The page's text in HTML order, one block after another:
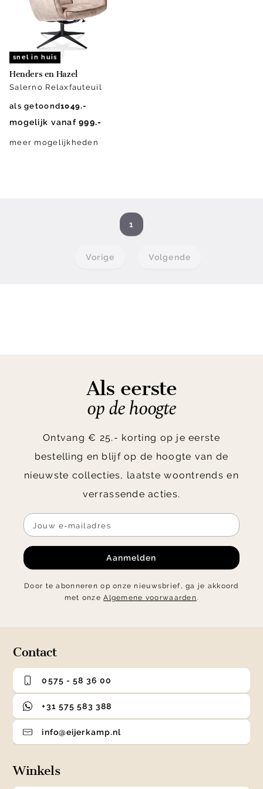
snel in huis
Henders en Hazel
Salerno Relaxfauteuil
als getoond1049.-
mogelijk vanaf 999.-
meer mogelijkheden
Vorige
1
Volgende
Als eerste
op de hoogte
Ontvang € 25.- korting op je eerste
bestelling en blijf op de hoogte van de
nieuwste collecties, laatste woontrends en
verrassende acties.
Aanmelden
Door te abonneren op onze nieuwsbrief, ga je akkoord
met onzeAlgemene voorwaarden.
Contact
0575 - 58 36 00
+31 575 583 388
info@eijerkamp.nl
Winkels